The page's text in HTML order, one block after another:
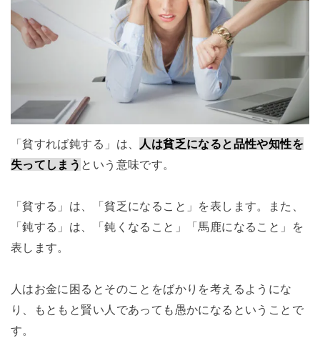
「貧すれば鈍する」は、
人は貧乏になると品性や知性を
失ってしまう という意味です。
「貧する」は、「貧乏になること」を表します。また、
「鈍する」は、「鈍くなること」「馬鹿になること」を
表します。
人はお金に困るとそのことをばかりを考えるようにな
り、もともと賢い人であっても愚かになるということで
す。